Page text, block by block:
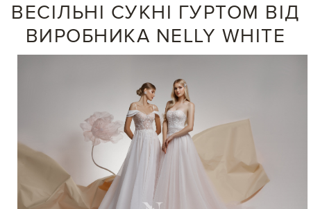
ВЕСІЛЬНІ СУКНІ ГУРТОМ ВІД
ВИРОБНИКА NELLY WHITE